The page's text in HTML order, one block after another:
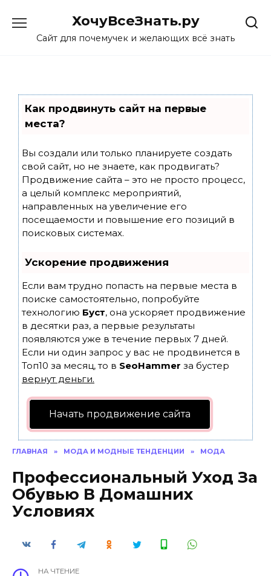
content
ХочуВсеЗнать.ру
Сайт для почемучек и желающих всё знать
Как продвинуть сайт на первые
места?
Вы создали или только планируете создать
свой сайт, но не знаете, как продвигать?
Продвижение сайта – это не просто процесс,
а целый комплекс мероприятий,
направленных на увеличение его
посещаемости и повышение его позиций в
поисковых системах.
Ускорение продвижения
Если вам трудно попасть на первые места в
поиске самостоятельно, попробуйте
технологию Буст, она ускоряет продвижение
в десятки раз, а первые результаты
появляются уже в течение первых 7 дней.
Если ни один запрос у вас не продвинется в
Топ10 за месяц, то в SeoHammer за бустер
вернут деньги.
Начать продвижение сайта
ГЛАВНАЯ » МОДА И МОДНЫЕ ТЕНДЕНЦИИ » МОДА
Профессиональный Уход За
Обувью В Домашних
Условиях
НА ЧТЕНИЕ